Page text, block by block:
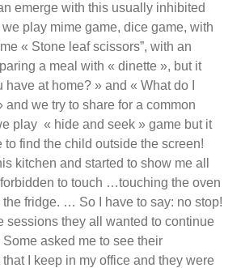
emerge with this usually inhibited
we play mime game, dice game, with
« Stone leaf scissors”, with an
a meal with « dinette », but it
at home? » and « What do I
and we try to share for a common
play « hide and seek » game but it
to find the child outside the screen!
kitchen and started to show me all
to touch …touching the oven
fridge. … So I have to say: no stop!
sessions they all wanted to continue
asked me to see their
that I keep in my office and they were